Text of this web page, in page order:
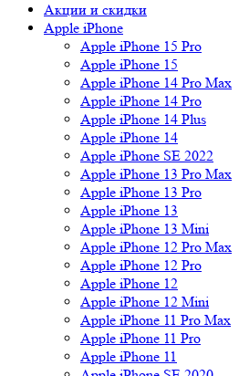
Акции и скидки
Apple iPhone
Apple iPhone 15 Pro
Apple iPhone 15
Apple iPhone 14 Pro Max
Apple iPhone 14 Pro
Apple iPhone 14 Plus
Apple iPhone 14
Apple iPhone SE 2022
Apple iPhone 13 Pro Max
Apple iPhone 13 Pro
Apple iPhone 13
Apple iPhone 13 Mini
Apple iPhone 12 Pro Max
Apple iPhone 12 Pro
Apple iPhone 12
Apple iPhone 12 Mini
Apple iPhone 11 Pro Max
Apple iPhone 11 Pro
Apple iPhone 11